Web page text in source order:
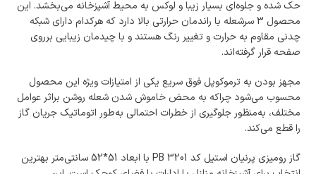
حک شده و جلوه‌ای بسیار زیبا و لوکس به محیط آشپزخانه می‌بخشد. این
محصول 3 سرشعله با راندمان حرارتی بالا دارد که هرکدام دارای شبکه
چدنی مقاوم به حرارت و تغییر رنگ هستند و با چیدمان زیبایی برروی
صفحه قرار گرفته‌اند.
مجهز بودن به ترموکوپل فوق سریع یکی از امتیازات ویژه این محصول
محسوب می‌شود چراکه به محض خاموش شدن شعله روشن براثر عوامل
مختلف، به‌منظور جلوگیری از خطرات احتمالی به‌طور اتوماتیک جریان گاز
را قطع می‌کند.
گاز رومیزی پرنیان استیل کد PB 3201 با ابعاد 51*52 سانتی‌متر بهترین